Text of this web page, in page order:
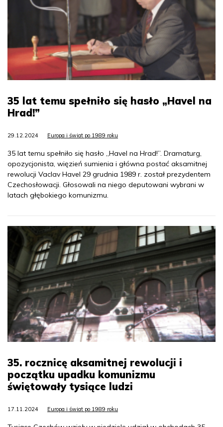
35 lat temu spełniło się hasło „Havel na
Hrad!”
29.12.2024 Europa i świat po 1989 roku
35 lat temu spełniło się hasło „Havel na Hrad!”. Dramaturg,
opozycjonista, więzień sumienia i główna postać aksamitnej
rewolucji Vaclav Havel 29 grudnia 1989 r. został prezydentem
Czechosłowacji. Głosowali na niego deputowani wybrani w
latach głębokiego komunizmu.
35. rocznicę aksamitnej rewolucji i
początku upadku komunizmu
świętowały tysiące ludzi
17.11.2024 Europa i świat po 1989 roku